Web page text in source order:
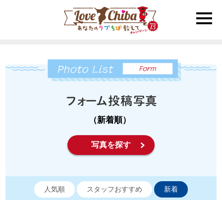
toggle
（新着順）
写真を探す
人気順 スタッフおすすめ 新着